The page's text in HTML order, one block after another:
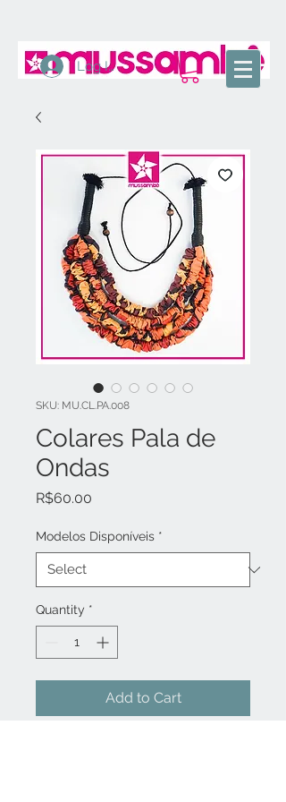
Log In
SKU: MU.CL.PA.008
Colares Pala de
Ondas
R$60.00
Modelos Disponíveis *
Quantity *
Add to Cart